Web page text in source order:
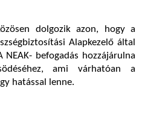
dolgozik azon, hogy a
Alapkezelő által
befogadás hozzájárulna
ami várhatóan a
hatással lenne.